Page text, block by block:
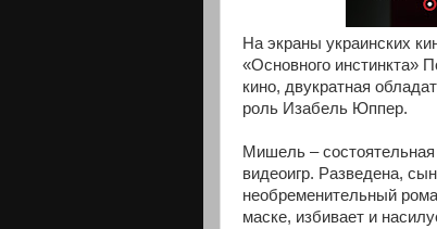
На экраны украинских
«Основного инстинкта»
кино, двукратная
роль Изабель Юппер.
Мишель –
видеоигр. Разведена,
необременительный
маске, избивает и